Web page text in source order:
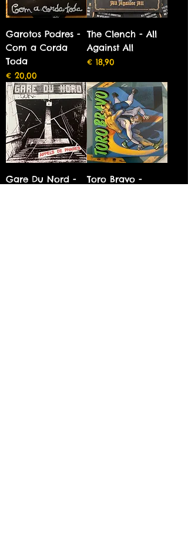
Garotos Podres -
Com a Corda
Toda
Preço
€ 20,00
The Clench - All
Against All
Preço
€ 18,90
Gare Du Nord -
Toro Bravo -